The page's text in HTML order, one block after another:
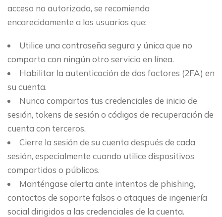
acceso no autorizado, se recomienda
encarecidamente a los usuarios que:
Utilice una contraseña segura y única que no
comparta con ningún otro servicio en línea.
Habilitar la autenticación de dos factores (2FA) en
su cuenta.
Nunca compartas tus credenciales de inicio de
sesión, tokens de sesión o códigos de recuperación de
cuenta con terceros.
Cierre la sesión de su cuenta después de cada
sesión, especialmente cuando utilice dispositivos
compartidos o públicos.
Manténgase alerta ante intentos de phishing,
contactos de soporte falsos o ataques de ingeniería
social dirigidos a las credenciales de la cuenta.